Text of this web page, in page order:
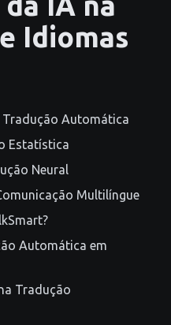
Idiomas
Tradução Automática
Estatística
Neural
Multilíngue
Automática em
Tradução